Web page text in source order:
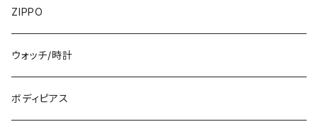
7000円
イタリア製ジャケット
コットンストール・スカーフ
冬物・マフラー
指輪・リング
ネックレス・ペンダントトップ
ピアス・イヤリング
ZIPPO
ウォッチ/時計
ボディピアス